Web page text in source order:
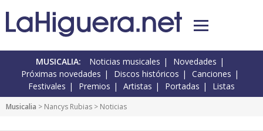
MUSICALIA: Noticias musicales
Novedades
Próximas novedades
Discos históricos
Canciones
Festivales
Premios Artistas Portadas Listas
Musicalia > Nancys Rubias > Noticias